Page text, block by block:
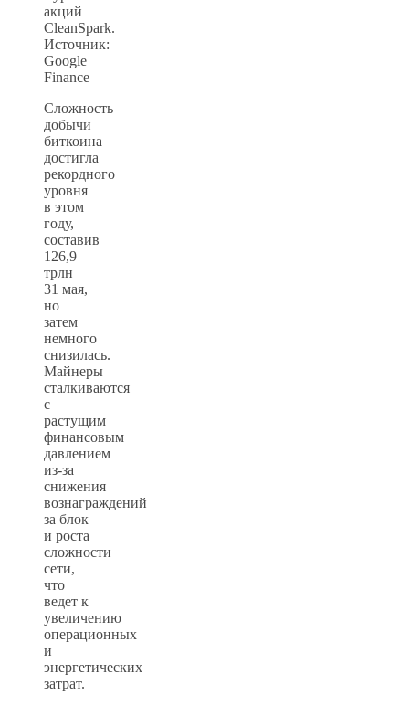
акций
CleanSpark.
Источник:
Google
Finance
Сложность
добычи
биткоина
достигла
рекордного
уровня
в этом
году,
составив
126,9
трлн
31 мая,
но
затем
немного
снизилась.
Майнеры
сталкиваются
с
растущим
финансовым
давлением
из-за
снижения
вознаграждений
за блок
и роста
сложности
сети,
что
ведет к
увеличению
операционных
и
энергетических
затрат.